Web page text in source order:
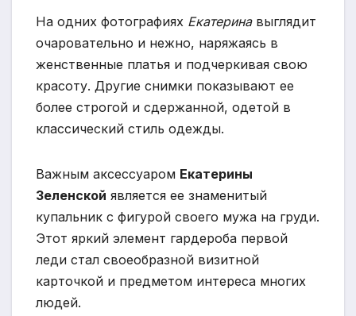
На одних фотографиях Екатеринавыглядит
очаровательно и нежно, наряжаясь в
женственные платья и подчеркивая свою
красоту. Другие снимки показывают ее
более строгой и сдержанной, одетой в
классический стиль одежды.
Важным аксессуаром Екатерины
Зеленской является ее знаменитый
купальник с фигурой своего мужа на груди.
Этот яркий элемент гардероба первой
леди стал своеобразной визитной
карточкой и предметом интереса многих
людей.